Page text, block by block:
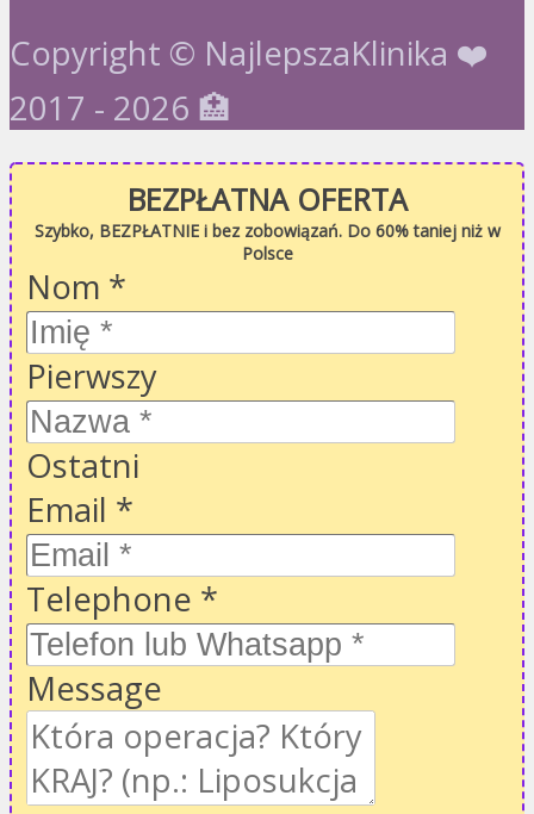
Copyright © NajlepszaKlinika ❤️
2017 - 2026 🏥
BEZPŁATNA OFERTA
Szybko, BEZPŁATNIE i bez zobowiązań. Do 60% taniej niż w
Polsce
Nom *
Pierwszy
Ostatni
Email *
Telephone *
Message